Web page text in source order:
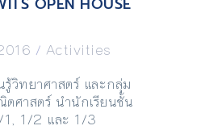
/ Activities
รู้วิทยาศาสตร์ และกลุ่ม
ตศาสตร์ นำนักเรียนชั้น
1/2 และ 1/3